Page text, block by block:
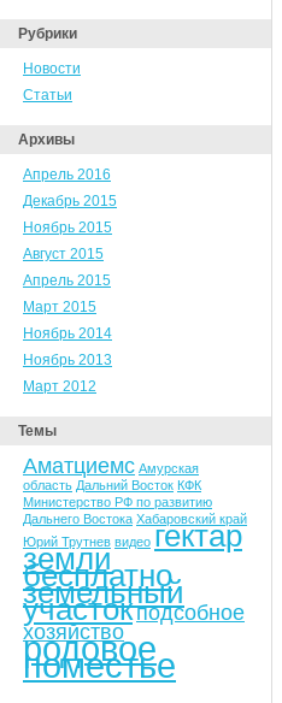
Рубрики
Новости
Статьи
Архивы
Апрель 2016
Декабрь 2015
Ноябрь 2015
Август 2015
Апрель 2015
Март 2015
Ноябрь 2014
Ноябрь 2013
Март 2012
Темы
Аматциемс Амурская
область Дальний Восток КФК
Министерство РФ по развитию
Дальнего Востока Хабаровский край
Юрий Трутнев видео гектар
земли
бесплатно
земельный
участокподсобное
хозяйство
родовое
поместье